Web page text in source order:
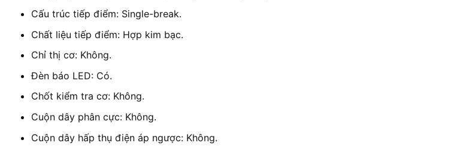
Cấu trúc tiếp điểm: Single-break.
Chất liệu tiếp điểm: Hợp kim bạc.
Chỉ thị cơ: Không.
Đèn báo LED: Có.
Chốt kiểm tra cơ: Không.
Cuộn dây phân cực: Không.
Cuộn dây hấp thụ điện áp ngược: Không.